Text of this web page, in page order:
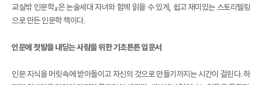
교실밖 인문학』은 논술세대 자녀와 함께 읽을 수 있게, 쉽고 재미있는 스토리텔링
으로 만든 인문학 책이다.
인문에 첫발을 내딛는 사람을 위한 기초튼튼 입문서
인문 지식을 머릿속에 받아들이고 자신의 것으로 만들기까지는 시간이 걸린다. 하